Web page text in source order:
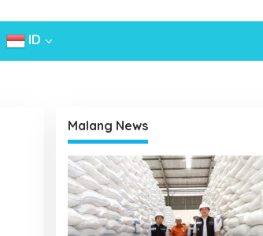
ID
Malang News